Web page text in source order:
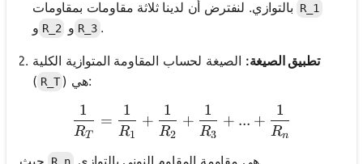
R_1
و R_2 و R_3 .
تطبيق الصيغة: الصيغة لحساب المقاومة المتوازية الكلية
( R_T ) هي:
\frac{1}{R_T} =
RT
1
=
R1
1
+
R2
1
+
R3
1
+ ... +
Rn
1
هي مقاومة المقاوم النوني بالتوازي.